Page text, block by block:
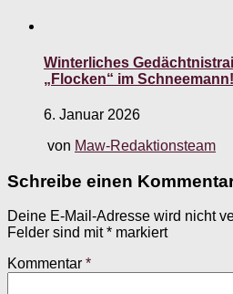
Winterliches
„Flocken“ im Schneemann!
6. Januar 2026
von Maw-Redaktionsteam
Schreibe einen
Deine E-Mail-Adresse wird nicht
Felder sind mit* markiert
Kommentar *